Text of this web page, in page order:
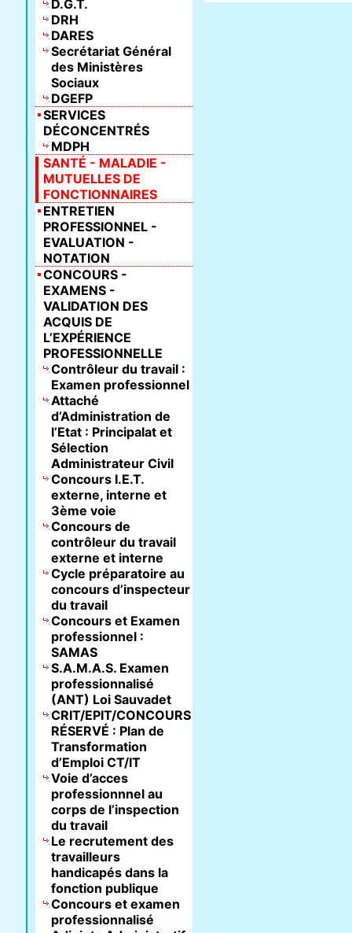
D.G.T.
DRH
DARES
Secrétariat Général
des Ministères
Sociaux
DGEFP
SERVICES
DÉCONCENTRÉS
MDPH
SANTÉ - MALADIE -
MUTUELLES DE
FONCTIONNAIRES
ENTRETIEN
PROFESSIONNEL -
EVALUATION -
NOTATION
CONCOURS -
EXAMENS -
VALIDATION DES
ACQUIS DE
L’EXPÉRIENCE
PROFESSIONNELLE
Contrôleur du travail :
Examen professionnel
Attaché
d’Administration de
l’Etat : Principalat et
Sélection
Administrateur Civil
Concours I.E.T.
externe, interne et
3ème voie
Concours de
contrôleur du travail
externe et interne
Cycle préparatoire au
concours d’inspecteur
du travail
Concours et Examen
professionnel :
SAMAS
S.A.M.A.S. Examen
professionnalisé
(ANT) Loi Sauvadet
CRIT/EPIT/CONCOURS
RÉSERVÉ : Plan de
Transformation
d’Emploi CT/IT
Voie d’acces
professionnnel au
corps de l’inspection
du travail
Le recrutement des
travailleurs
handicapés dans la
fonction publique
Concours et examen
professionnalisé